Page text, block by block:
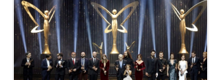
Facebook
Twitter
Google Plus
© 2026 TÜM HAKLARI SAKLIDIR